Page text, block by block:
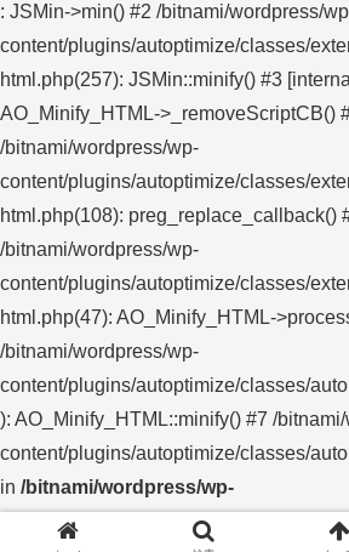
: JSMin->min() #2 /bitnami/wordpress/
content/plugins/autoptimize/classes/
html.php(257): JSMin::minify() #3
AO_Minify_HTML->_removeScriptCB()
/bitnami/wordpress/wp-
content/plugins/autoptimize/classes/
html.php(108): preg_replace_callback()
/bitnami/wordpress/wp-
content/plugins/autoptimize/classes/
html.php(47): AO_Minify_HTML-
/bitnami/wordpress/wp-
content/plugins/autoptimize/classes/
): AO_Minify_HTML::minify() #7 /
content/plugins/autoptimize/classes/
in /bitnami/wordpress/wp-
content/plugins/autoptimize/classes/